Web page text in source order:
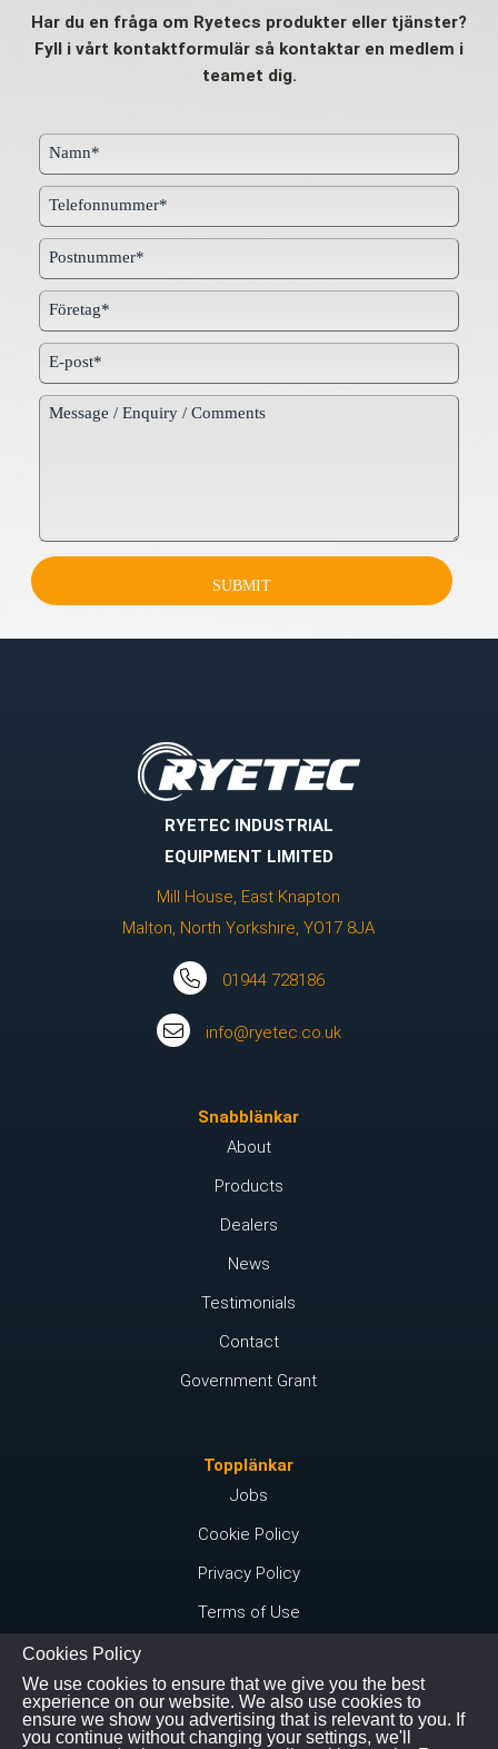
Har du en fråga om Ryetecs produkter eller tjänster?
Fyll i vårt kontaktformulär så kontaktar en medlem i
teamet dig.
SUBMIT
RYETEC INDUSTRIAL
EQUIPMENT LIMITED
Mill House, East Knapton
Malton, North Yorkshire, YO17 8JA
01944 728186
info@ryetec.co.uk
Snabblänkar
About
Products
Dealers
News
Testimonials
Contact
Government Grant
Topplänkar
Jobs
Cookie Policy
Privacy Policy
Terms of Use
Kontakta oss
Instagram
Cookies Policy
We use cookies to ensure that we give you the best
experience on our website. We also use cookies to
ensure we show you advertising that is relevant to you. If
you continue without changing your settings, we'll